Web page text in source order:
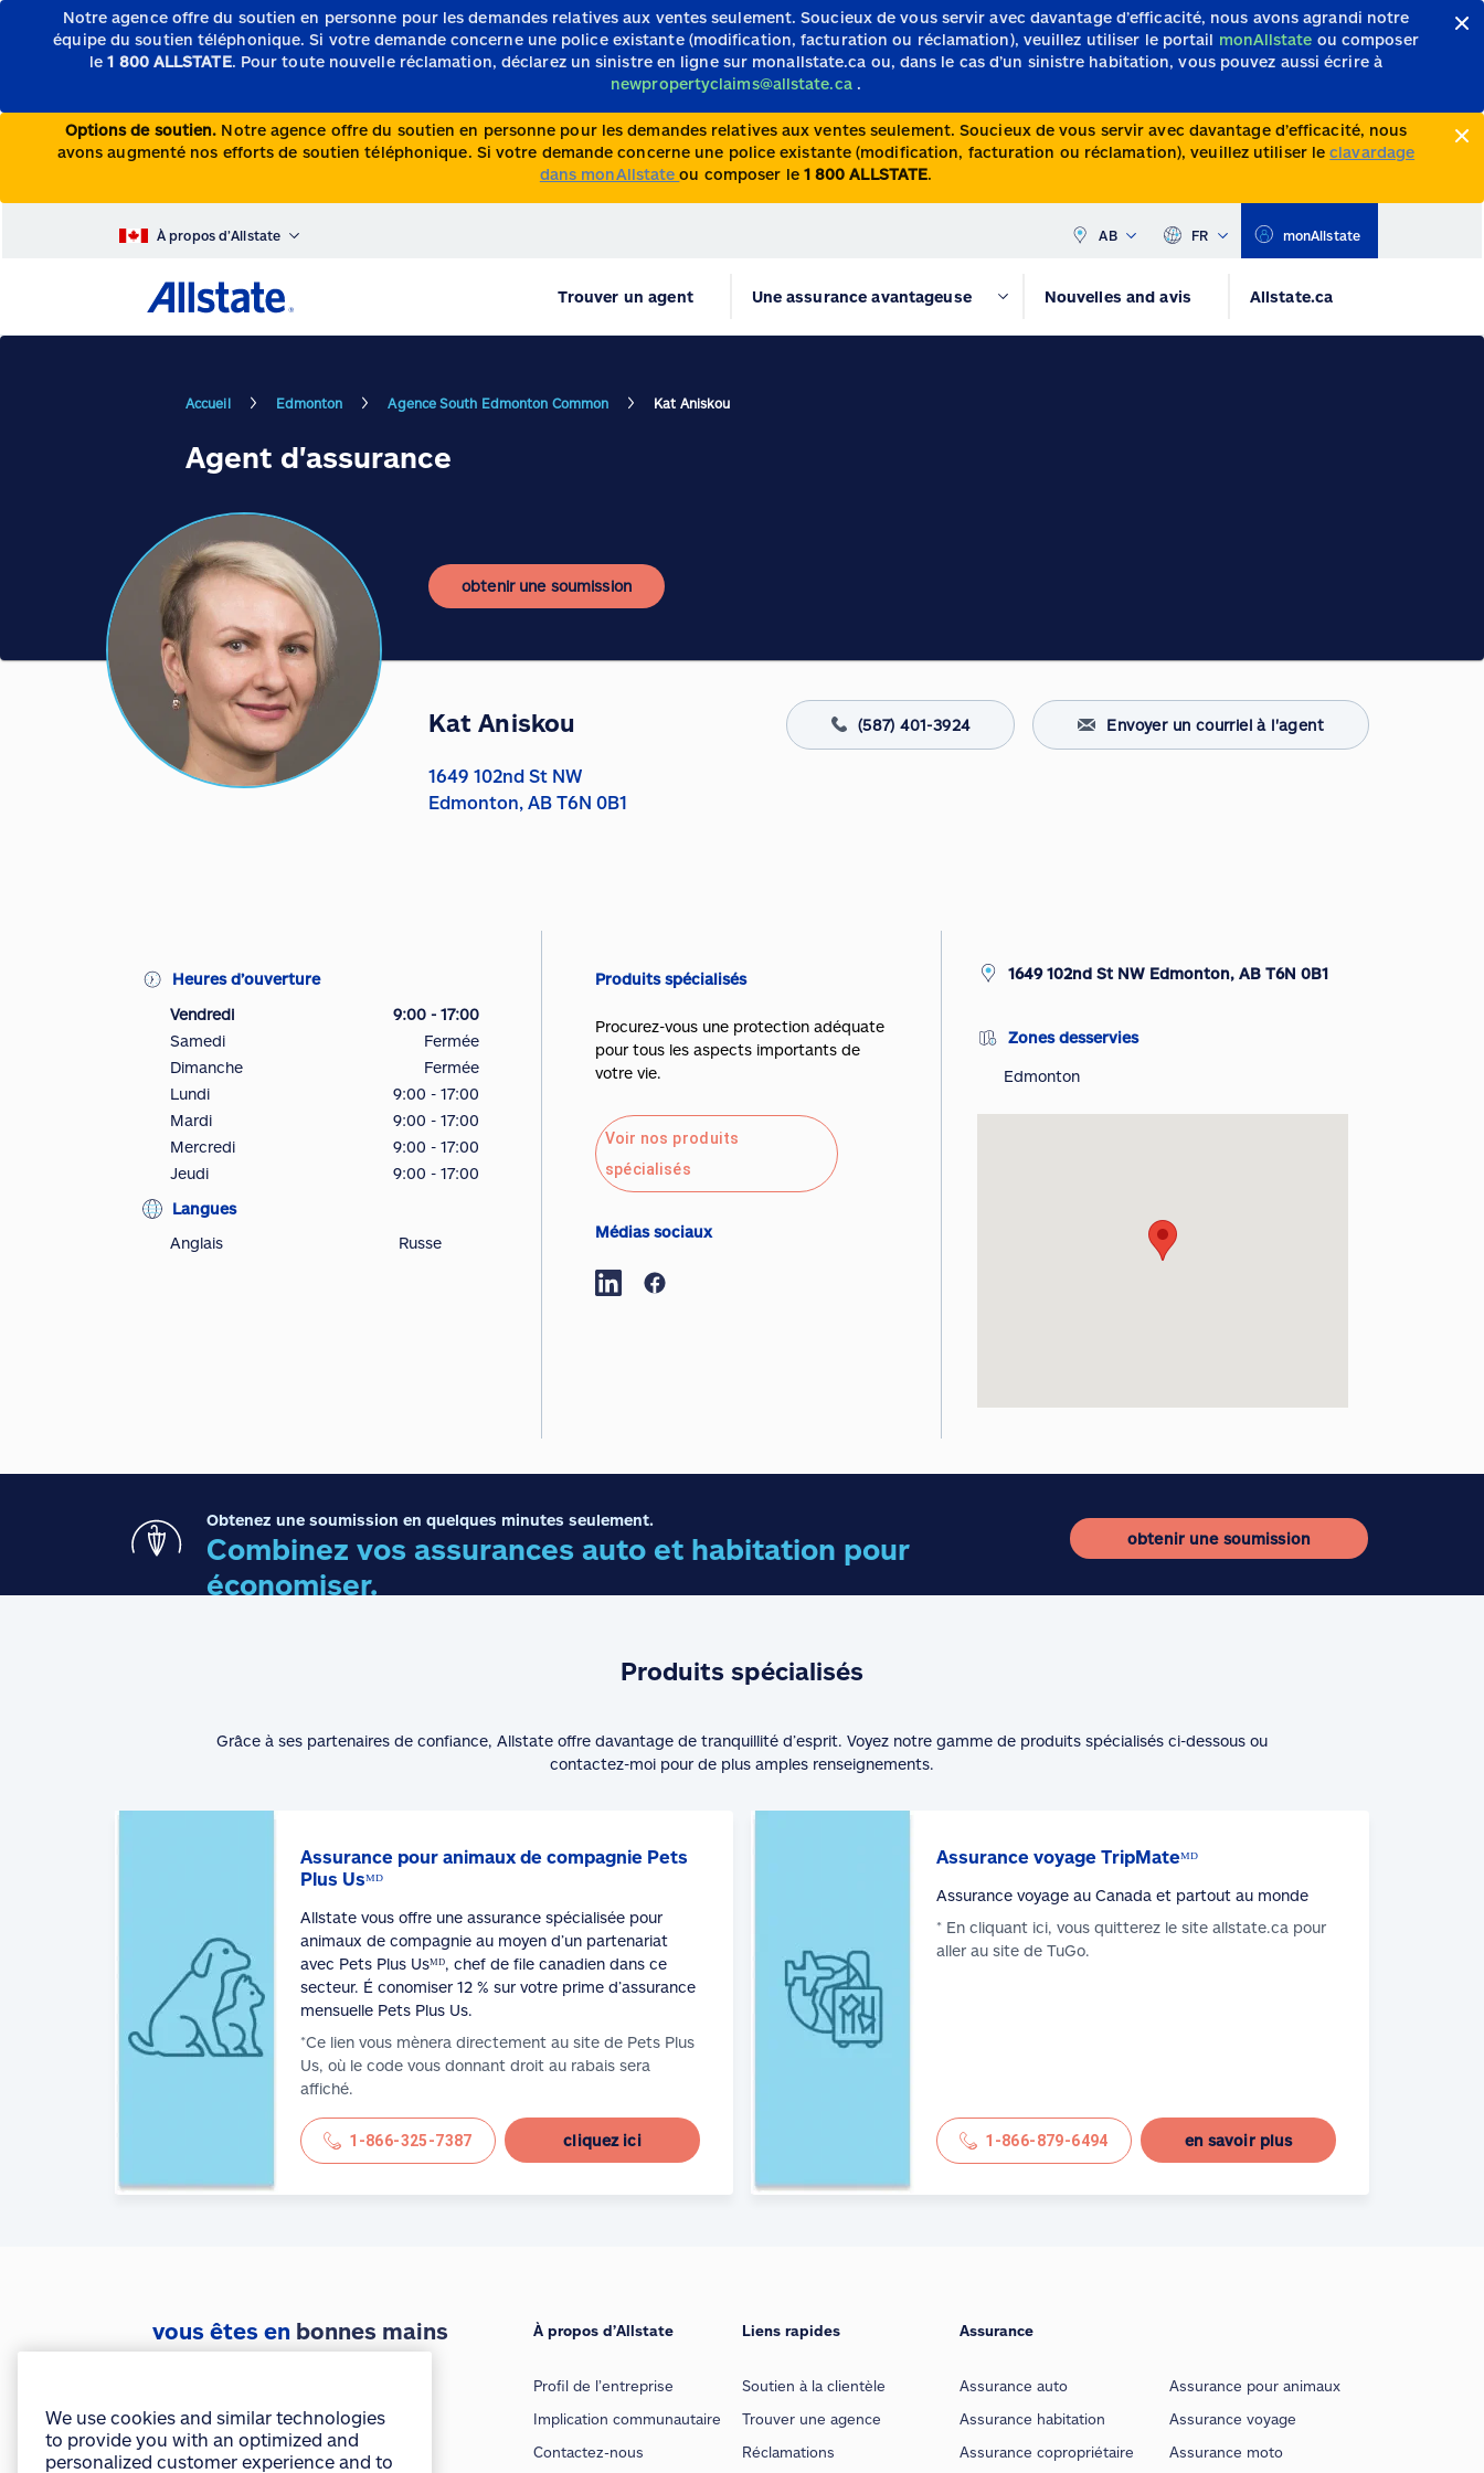
Notre agence offre du soutien en personne pour les demandes relatives aux ventes seulement.Soucieux de vous servir avec davantage d’efficacité, nous avons agrandi notre
équipe du soutien téléphonique.Si votre demande concerne une police existante (modification, facturation ou réclamation), veuillez utiliser le portail monAllstate ou composer
le1 800 ALLSTATE. Pour toute nouvelle réclamation, déclarez un sinistre en ligne sur monallstate.ca ou, dans le cas d’un sinistre habitation, vous pouvez aussi écrire à
newpropertyclaims@allstate.ca .
Options de soutien. Notre agence offre du soutien en personne pour les demandes relatives aux ventes seulement. Soucieux de vous servir avec davantage d’efficacité, nous
avons augmenté nos efforts de soutien téléphonique. Si votre demande concerne une police existante (modification, facturation ou réclamation), veuillez utiliser leclavardage
dans monAllstateou composer le 1 800 ALLSTATE.
À propos d’Allstate AB FR monAllstate
Trouver un agent Une assurance avantageuse Nouvelles and avis Allstate.ca
Accueil Edmonton Agence South Edmonton Common Kat Aniskou
Agent d'assurance
obtenir une soumission
Kat Aniskou (587) 401-3924 Envoyer un courriel à l'agent
1649 102nd St NW
Edmonton, AB T6N 0B1
Heures d’ouverture
Vendredi
9:00 - 17:00
Samedi
Fermée
Dimanche
Fermée
Lundi
9:00 - 17:00
Mardi
9:00 - 17:00
Mercredi
9:00 - 17:00
Jeudi
9:00 - 17:00
Langues
Anglais
Russe
Produits spécialisés
Procurez-vous une protection adéquate
pour tous les aspects importants de
votre vie.
Voir nos produits
spécialisés
Médias sociaux
1649 102nd St NW Edmonton, AB T6N 0B1
Zones desservies
Edmonton
Obtenez une soumission en quelques minutes seulement.
Combinez vos assurances auto et habitation pour
économiser.
obtenir une soumission
Produits spécialisés
Grâce à ses partenaires de confiance, Allstate offre davantage de tranquillité d’esprit. Voyez notre gamme de produits spécialisés ci-dessous ou
contactez-moi pour de plus amples renseignements.
Assurance pour animaux de compagnie Pets
Plus Usᴹᴰ
Allstate vous offre une assurance spécialisée pour
animaux de compagnie au moyen d’un partenariat
avec Pets Plus Usᴹᴰ, chef de file canadien dans ce
secteur. É conomiser 12 % sur votre prime d’assurance
mensuelle Pets Plus Us.
*Ce lien vous mènera directement au site de Pets Plus
Us, où le code vous donnant droit au rabais sera
affiché.
1-866-325-7387 cliquez ici
Assurance voyage TripMateᴹᴰ
Assurance voyage au Canada et partout au monde
* En cliquant ici, vous quitterez le site allstate.ca pour
aller au site de TuGo.
1-866-879-6494 en savoir plus
vous êtes en bonnes mains
Obtenir l’appli mobile
À propos d’Allstate
Profil de l’entreprise
Implication communautaire
Contactez-nous
Liens rapides
Soutien à la clientèle
Trouver une agence
Réclamations
Assurance
Assurance auto
Assurance habitation
Assurance copropriétaire
Assurance pour animaux
Assurance voyage
Assurance moto
to provide you with an optimized and
you agree to our use of all cookies and
similar technologies. For more